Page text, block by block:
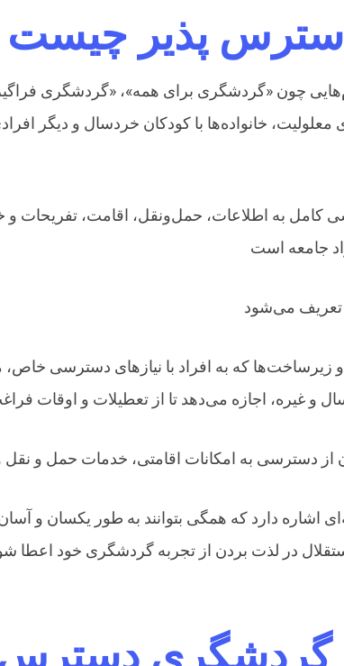
پذیر چیست
چون «گردشگری برای همه»، «گردشگری
معلولیت، خانواده‌ها با کودکان خردسال و دیگر
کامل به اطلاعات، حمل‌ونقل، اقامت،
که به افراد با نیازهای دسترسی خاص،
اشاره دارد که همگی بتوانند به طور یکسان و
استقلال در لذت بردن از تجربه گردشگری خود